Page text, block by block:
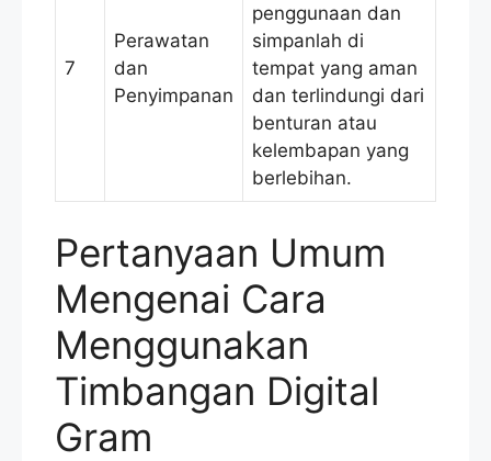
7
Perawatan
dan
Penyimpanan
penggunaan dan
simpanlah di
tempat yang aman
dan terlindungi dari
benturan atau
kelembapan yang
berlebihan.
Pertanyaan Umum
Mengenai Cara
Menggunakan
Timbangan Digital
Gram